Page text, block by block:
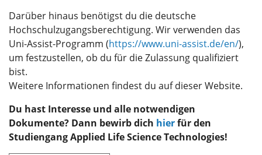
Darüber hinaus benötigst du die deutsche
Hochschulzugangsberechtigung. Wir verwenden das
Uni-Assist-Programm (https://www.uni-assist.de/en/),
um festzustellen, ob du für die Zulassung qualifiziert
bist.
Weitere Informationen findest du auf dieser Website.
Du hast Interesse und alle notwendigen
Dokumente? Dann bewirb dich hierfür den
Studiengang Applied Life Science Technologies!